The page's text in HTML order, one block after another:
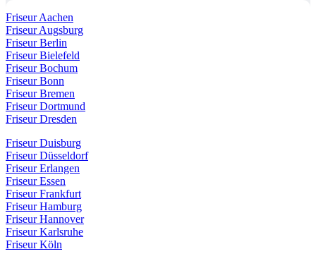
Friseur Aachen
Friseur Augsburg
Friseur Berlin
Friseur Bielefeld
Friseur Bochum
Friseur Bonn
Friseur Bremen
Friseur Dortmund
Friseur Dresden
Friseur Duisburg
Friseur Düsseldorf
Friseur Erlangen
Friseur Essen
Friseur Frankfurt
Friseur Hamburg
Friseur Hannover
Friseur Karlsruhe
Friseur Köln